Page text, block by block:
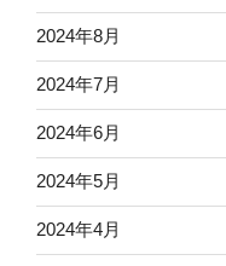
2024年8月
2024年7月
2024年6月
2024年5月
2024年4月